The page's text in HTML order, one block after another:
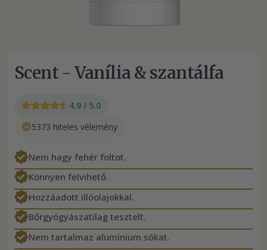
Scent - Vanília & szantálfa
4.9 / 5.0
5373 hiteles vélemény
Nem hagy fehér foltot.
Könnyen felvihető.
Hozzáadott illóolajokkal.
Bőrgyógyászatilag tesztelt.
Nem tartalmaz alumínium sókat.